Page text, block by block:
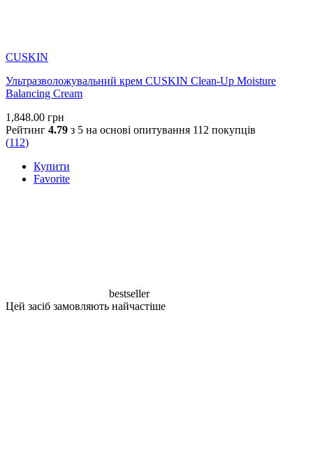
CUSKIN
Ультразволожувальний крем CUSKIN Clean-Up Moisture
Balancing Cream
1,848.00 грн
Рейтинг 4.79 з 5 на основі опитування 112 покупців
(112)
Купити
Favorite
bestseller
Цей засіб замовляють найчастіше